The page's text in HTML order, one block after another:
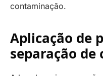
contaminação.
Aplicação de
separação